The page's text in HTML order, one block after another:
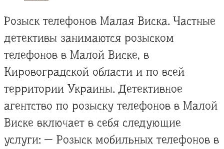
Розыск телефонов Малая Виска. Частные
детективы занимаются розыском
телефонов в Малой Виске, в
Кировоградской области и по всей
территории Украины. Детективное
агентство по розыску телефонов в Малой
Виске включает в себя следующие
услуги: — Розыск мобильных телефонов в